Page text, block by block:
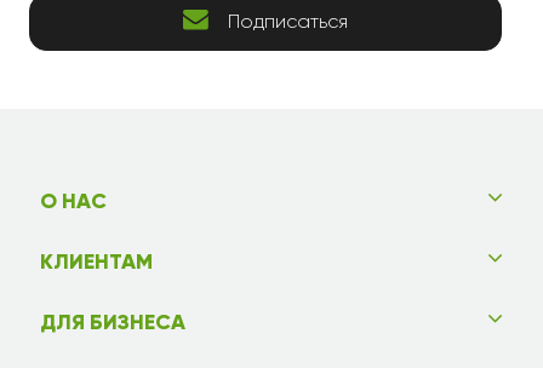
Подписаться
О НАС
КЛИЕНТАМ
ДЛЯ БИЗНЕСА